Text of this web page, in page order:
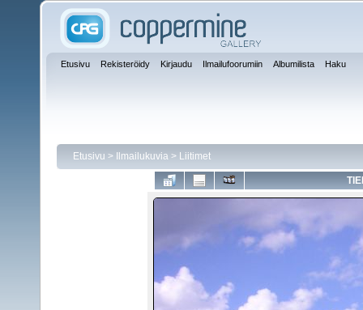
Etusivu Rekisteröidy Kirjaudu Ilmailufoorumiin Albumilista Haku
Etusivu > Ilmailukuvia > Liitimet